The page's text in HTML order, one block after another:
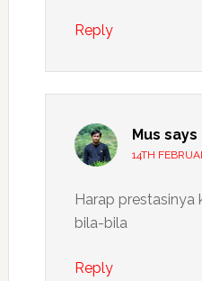
Reply
Mus says
14TH
Harap prestasinya
bila-bila
Reply